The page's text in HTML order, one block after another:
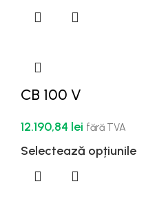
CB 100 V
12.190,84 lei fără TVA
Selectează opțiunile